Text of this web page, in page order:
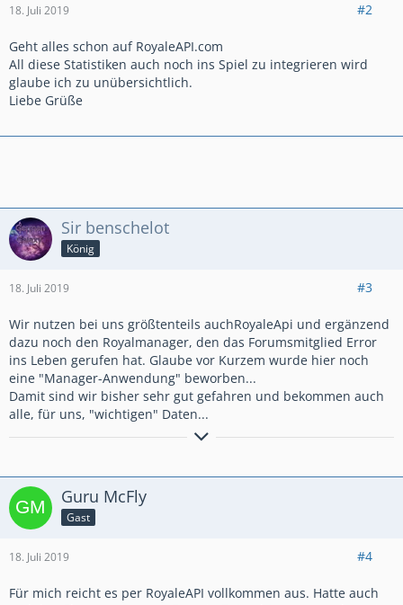
18. Juli 2019 #2
Geht alles schon auf RoyaleAPI.com
All diese Statistiken auch noch ins Spiel zu integrieren wird
glaube ich zu unübersichtlich.
Liebe Grüße
Sir benschelot
König
18. Juli 2019 #3
Wir nutzen bei uns größtenteils auchRoyaleApi und ergänzend
dazu noch den Royalmanager, den das Forumsmitglied Error
ins Leben gerufen hat. Glaube vor Kurzem wurde hier noch
eine "Manager-Anwendung" beworben...
Damit sind wir bisher sehr gut gefahren und bekommen auch
alle, für uns, "wichtigen" Daten...
Hier noch der Weg zu unserer ClanvorstellungClanvorstellung
Besucht uns unter GermanGalaxy #2RGY2YGU
GermanGalaxy 2 #2JRCULPG
GermanGalaxy 3 #8QG8LLLQ
Guru McFly
Gast
18. Juli 2019 #4
Für mich reicht es per RoyaleAPI vollkommen aus. Hatte auch